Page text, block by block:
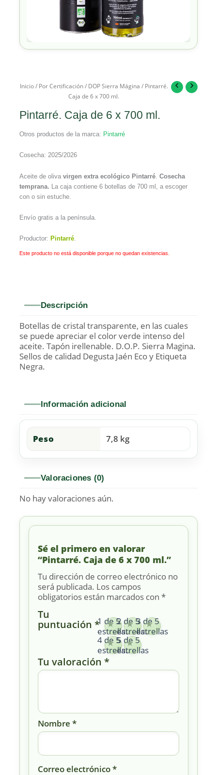
Inicio/ Por Certificación/ DOP Sierra Mágina / Pintarré.
Caja de 6 x 700 ml.
Pintarré. Caja de 6 x 700 ml.
Otros productos de la marca: Pintarré
Cosecha: 2025/2026
Aceite de oliva virgen extra ecológico Pintarré Cosecha
temprana.
La caja contiene 6 botellas de 700 ml, a escoger
con o sin estuche.
Envío gratis a la península.
Productor: Pintarré.
Este producto no está disponible porque no quedan existencias.
Descripción
Botellas de cristal transparente, en las cuales
se puede apreciar el color verde intenso del
aceite. Tapón irellenable. D.O.P. Sierra Magina.
Sellos de calidad Degusta Jaén Eco y Etiqueta
Negra.
Información adicional
Peso 7,8 kg
Valoraciones (0)
No hay valoraciones aún.
Sé el primero en valorar
“Pintarré. Caja de 6 x 700 ml.”
Tu dirección de correo electrónico no
será publicada. Los campos
obligatorios están marcados con *
Tu
puntuación *1 de 5
estrellas
2 de 5
estrellas
3 de 5
estrellas
4 de 5
estrellas
5 de 5
estrellas
Tu valoración *
Nombre *
Correo electrónico*